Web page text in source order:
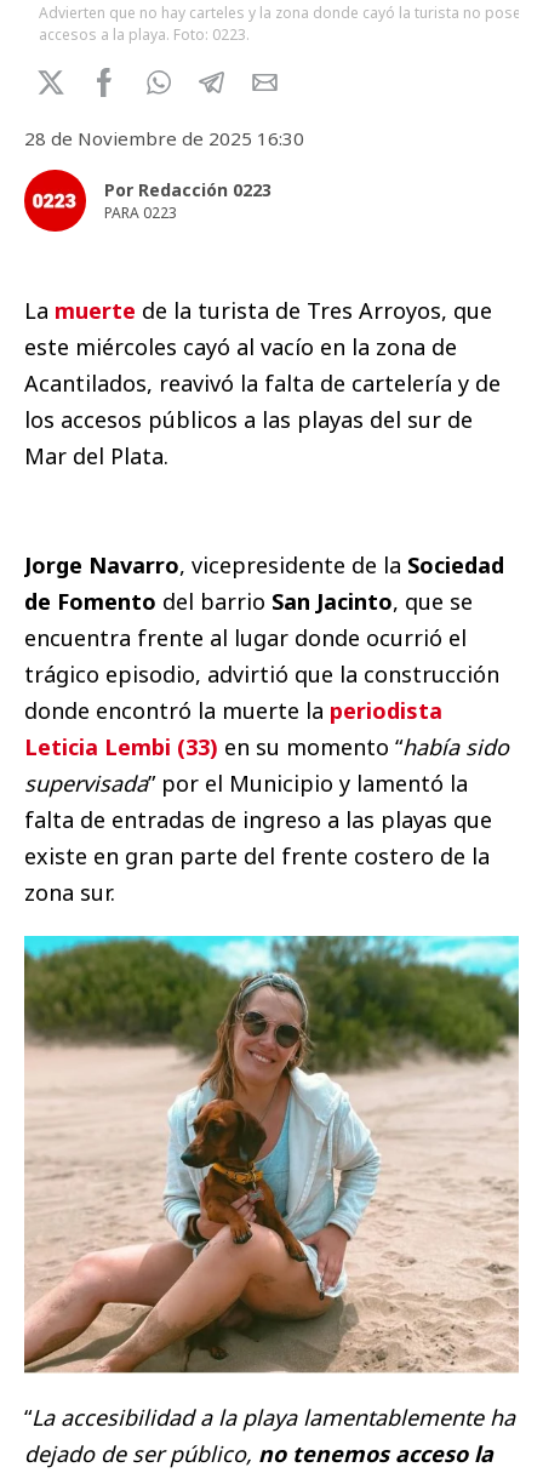
Advierten que no hay carteles y la zona donde cayó la turista no posee
accesos a la playa. Foto: 0223.
28 de Noviembre de 2025 16:30
Por Redacción 0223
PARA 0223
La muerte de la turista de Tres Arroyos, que
este miércoles cayó al vacío en la zona de
Acantilados, reavivó la falta de cartelería y de
los accesos públicos a las playas del sur de
Mar del Plata.
Jorge Navarro, vicepresidente de la Sociedad
de Fomento del barrio San Jacinto, que se
encuentra frente al lugar donde ocurrió el
trágico episodio, advirtió que la construcción
donde encontró la muerte la periodista
Leticia Lembi (33) en su momento “había sido
supervisada” por el Municipio y lamentó la
falta de entradas de ingreso a las playas que
existe en gran parte del frente costero de la
zona sur.
“La accesibilidad a la playa lamentablemente ha
dejado de ser público, no tenemos acceso la